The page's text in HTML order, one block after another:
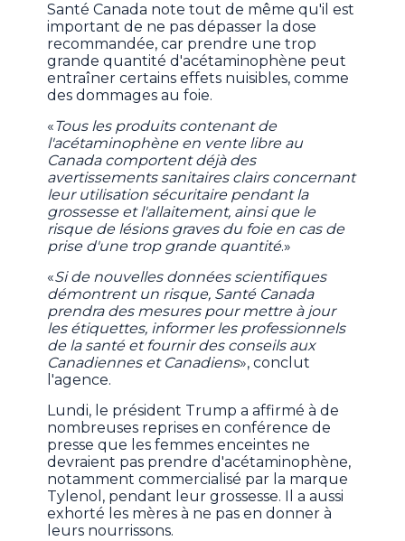
Santé Canada note tout de même qu'il est
important de ne pas dépasser la dose
recommandée, car prendre une trop
grande quantité d'acétaminophène peut
entraîner certains effets nuisibles, comme
des dommages au foie.
«Tous les produits contenant de
l'acétaminophène en vente libre au
Canada comportent déjà des
avertissements sanitaires clairs concernant
leur utilisation sécuritaire pendant la
grossesse et l'allaitement, ainsi que le
risque de lésions graves du foie en cas de
prise d'une trop grande quantité.»
«Si de nouvelles données scientifiques
démontrent un risque, Santé Canada
prendra des mesures pour mettre à jour
les étiquettes, informer les professionnels
de la santé et fournir des conseils aux
Canadiennes et Canadiens», conclut
l'agence.
Lundi, le président Trump a affirmé à de
nombreuses reprises en conférence de
presse que les femmes enceintes ne
devraient pas prendre d'acétaminophène,
notamment commercialisé par la marque
Tylenol, pendant leur grossesse. Il a aussi
exhorté les mères à ne pas en donner à
leurs nourrissons.